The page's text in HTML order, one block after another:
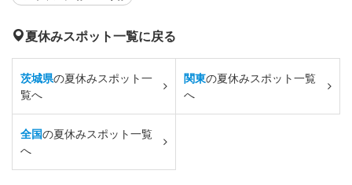
夏休みスポット一覧に戻る
茨城県の夏休みスポット一
覧へ
関東の夏休みスポット一覧
へ
全国の夏休みスポット一覧
へ